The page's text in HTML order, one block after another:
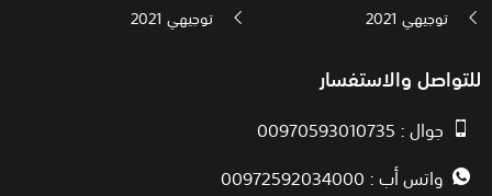
توجيهي 2021
توجيهي 2021
للتواصل والاستفسار
جوال : 00970593010735
واتس أب : 00972592034000